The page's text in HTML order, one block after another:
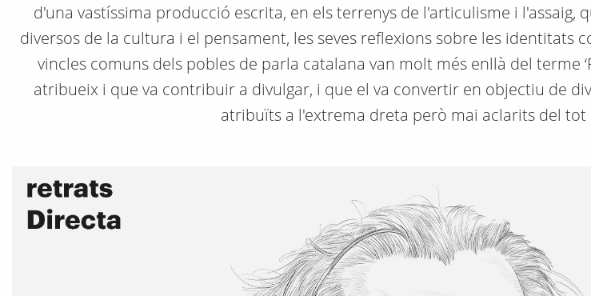
d'una vastíssima producció escrita, en els terrenys de l'articulisme i l'assaig,
diversos de la cultura i el pensament, les seves reflexions sobre les identitats
vincles comuns dels pobles de parla catalana van molt més enllà del terme
atribueix i que va contribuir a divulgar, i que el va convertir en objectiu de
atribuïts a l'extrema dreta però mai aclarits del tot